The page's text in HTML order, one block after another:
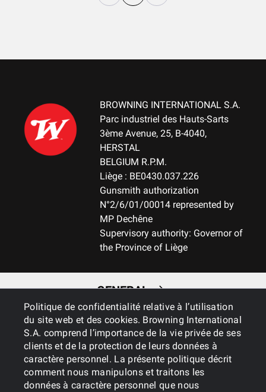
Politique de confidentialité relative à l’utilisation
du site web et des cookies. Browning International
S.A. comprend l’importance de la vie privée de ses
clients et de la protection de leurs données à
caractère personnel. La présente politique décrit
comment nous manipulons et traitons les
données à caractère personnel que nous
BROWNING INTERNATIONAL S.A.
Parc industriel des Hauts-Sarts
3ème Avenue, 25, B-4040,
HERSTAL
BELGIUM R.P.M.
Liège : BE0430.037.226
Gunsmith authorization
N°2/6/01/00014 represented by
MP Dechêne
Supervisory authority: Governor of
the Province of Liège
GENERAL
SERVICES